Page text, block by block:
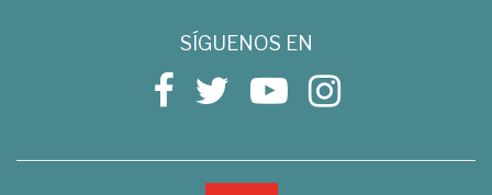
SÍGUENOS EN